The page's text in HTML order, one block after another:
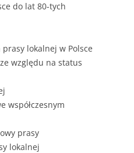
do lat 80-tych
lokalnej w Polsce
względu na status
współczesnym
prasy
lokalnej